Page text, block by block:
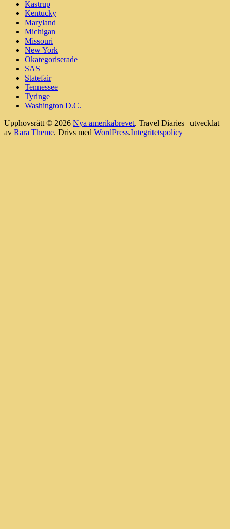
Kastrup
Kentucky
Maryland
Michigan
Missouri
New York
Okategoriserade
SAS
Statefair
Tennessee
Tyringe
Washington D.C.
Upphovsrätt © 2026 Nya amerikabrevet. Travel Diaries | utvecklat
av Rara Theme. Drivs med WordPress.Integritetspolicy